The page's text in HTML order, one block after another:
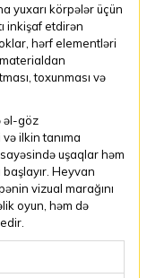
yuxarı körpələr üçün
inkişaf etdirən
hərf elementləri
toxunması və
əl-göz
ilkin tanıma
uşaqlar həm
başlayır. Heyvan
vizual marağını
oyun, həm də